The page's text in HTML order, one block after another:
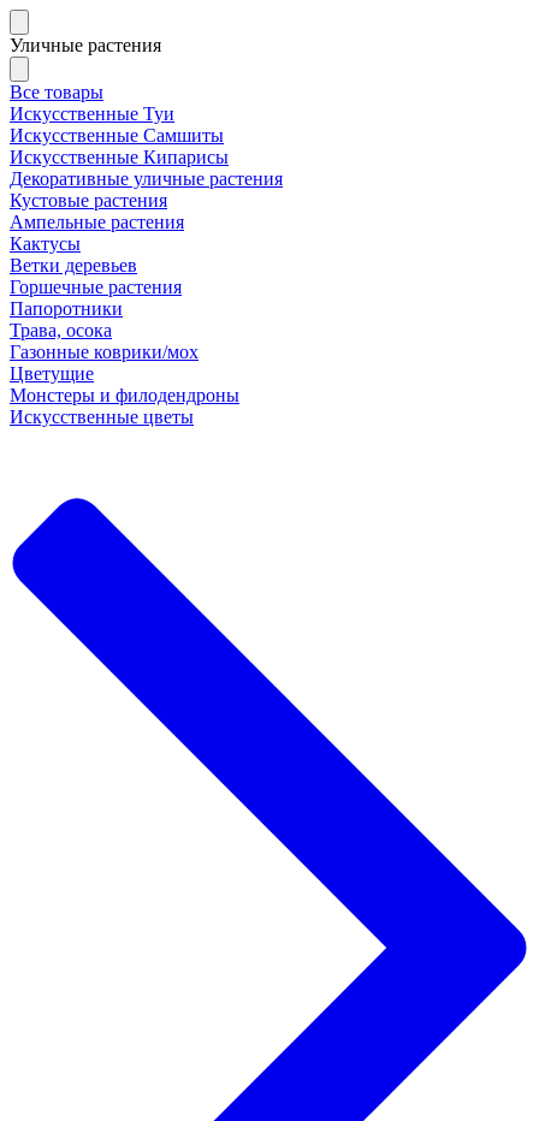
Уличные растения
Все товары
Искусственные Туи
Искусственные Самшиты
Искусственные Кипарисы
Декоративные уличные растения
Кустовые растения
Ампельные растения
Кактусы
Ветки деревьев
Горшечные растения
Папоротники
Трава, осока
Газонные коврики/мох
Цветущие
Монстеры и филодендроны
Искусственные цветы